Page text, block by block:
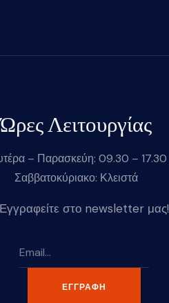
Ώρες Λειτουργίας
– Παρασκεύη: 09.30 – 17.30
Σαββατοκύριακο: Κλειστά
Εγγραφείτε στο newsletter μας!
ΕΓΓΡΑΦΉ